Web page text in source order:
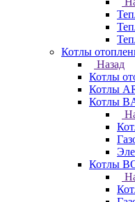
Котлы
Назад
Котлы
Котлы
Котлы
Котлы